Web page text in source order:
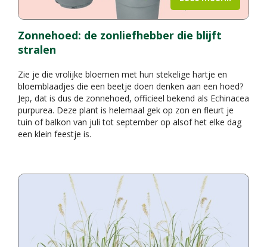
Zonnehoed: de zonliefhebber die blijft
stralen
Zie je die vrolijke bloemen met hun stekelige hartje en
bloemblaadjes die een beetje doen denken aan een hoed?
Jep, dat is dus de zonnehoed, officieel bekend als Echinacea
purpurea. Deze plant is helemaal gek op zon en fleurt je
tuin of balkon van juli tot september op alsof het elke dag
een klein feestje is.